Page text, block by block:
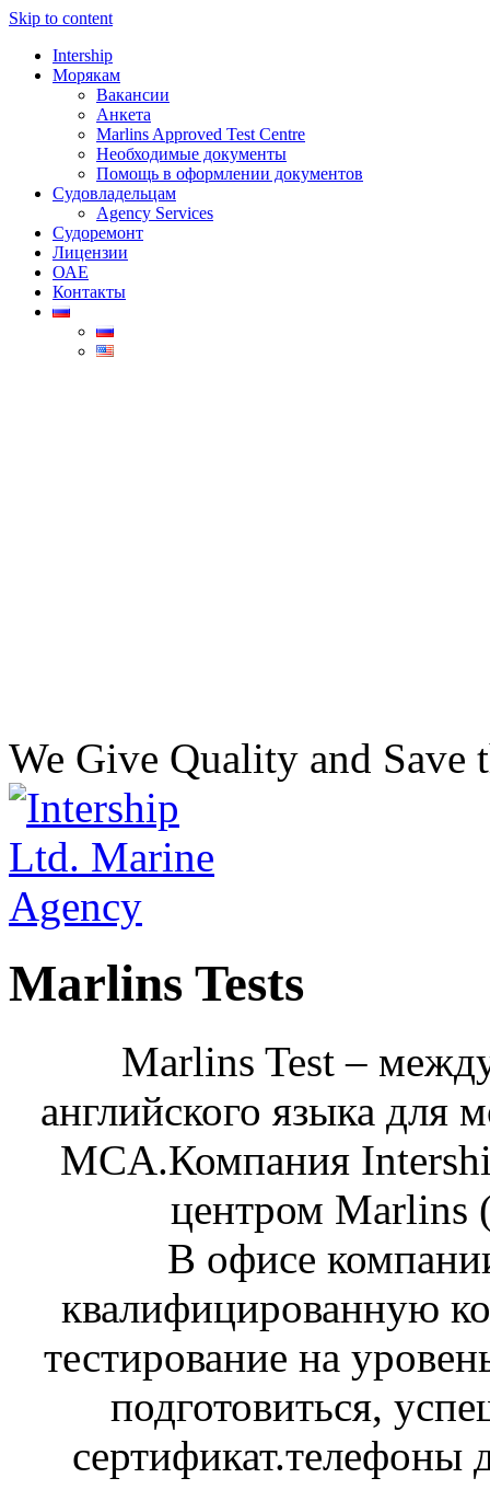
Skip to content
Intership
Морякам
Вакансии
Анкета
Marlins Approved Test Centre
Необходимые документы
Помощь в оформлении документов
Судовладельцам
Agency Services
Судоремонт
Лицензии
ОАЕ
Контакты
We Give Quality and Save
Marlins Tests
Marlins Test –
английского языка для
MCA.Компания
центром Marlins
В офисе
квалифицированную
тестирование на
подготовиться,
сертификат.телефоны